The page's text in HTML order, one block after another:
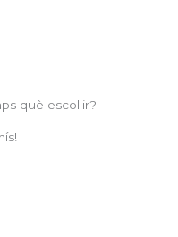
què escollir?